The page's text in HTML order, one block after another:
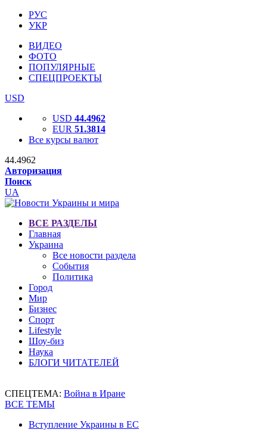
РУС
УКР
ВИДЕО
ФОТО
ПОПУЛЯРНЫЕ
СПЕЦПРОЕКТЫ
USD
USD 44.4962
EUR 51.3814
Все курсы валют
44.4962
Авторизация
Поиск
UA
ВСЕ РАЗДЕЛЫ
Главная
Украина
Все новости раздела
События
Политика
Город
Мир
Бизнес
Спорт
Lifestyle
Шоу-биз
Наука
БЛОГИ ЧИТАТЕЛЕЙ
СПЕЦТЕМА: Война в Иране
ВСЕ ТЕМЫ
Вступление Украины в ЕС